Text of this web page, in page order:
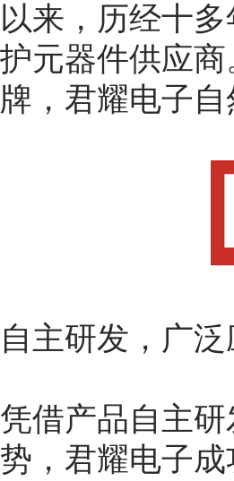
以来，历经十
护元器件供应
牌，君耀电子
自主研发，广泛
凭借产品自主
势，君耀电子